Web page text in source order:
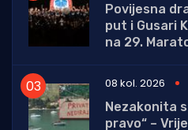
Povijesna
put i Gusari
na 29.
08 kol. 2026
Nezakonita
pravo“ –